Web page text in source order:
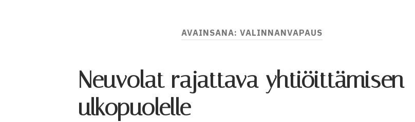
AVAINSANA: VALINNANVAPAUS
Neuvolat rajattava yhtiöittämisen
ulkopuolelle